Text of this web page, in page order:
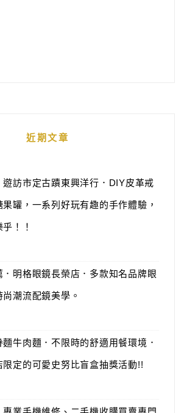
近期文章
遊訪市定古蹟東興洋行．DIY皮革戒
罐，一系列好玩有趣的手作體驗，
！！
．明格眼鏡長榮店．多款知名品牌眼
潮流配鏡美學。
牛肉麵．不限時的舒適用餐環境．
定的可愛史努比盲盒抽獎活動!!